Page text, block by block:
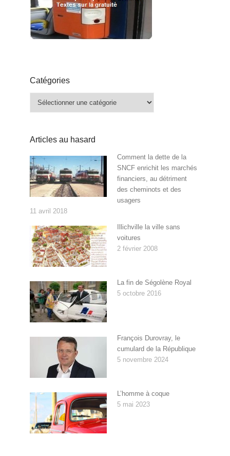
Catégories
Articles au hasard
Comment la dette de la
SNCF enrichit les marchés
financiers, au détriment
des cheminots et des
usagers
11 avril 2018
Illichville la ville sans
voitures
2 février 2008
La fin de Ségolène Royal
5 octobre 2016
François Durovray, le
cumulard de la République
5 novembre 2024
L’homme à coque
5 mai 2023